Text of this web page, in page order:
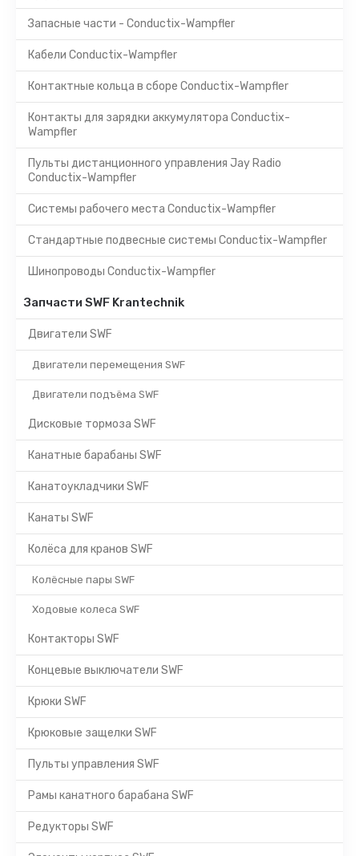
Запасные части - Conductix-Wampfler
Кабели Conductix-Wampfler
Контактные кольца в сборе Conductix-Wampfler
Контакты для зарядки аккумулятора Conductix-
Wampfler
Пульты дистанционного управления Jay Radio
Conductix-Wampfler
Системы рабочего места Conductix-Wampfler
Стандартные подвесные системы Conductix-Wampfler
Шинопроводы Conductix-Wampfler
Запчасти SWF Krantechnik
Двигатели SWF
Двигатели перемещения SWF
Двигатели подъёма SWF
Дисковые тормоза SWF
Канатные барабаны SWF
Канатоукладчики SWF
Канаты SWF
Колёса для кранов SWF
Колёсные пары SWF
Ходовые колеса SWF
Контакторы SWF
Концевые выключатели SWF
Крюки SWF
Крюковые защелки SWF
Пульты управления SWF
Рамы канатного барабана SWF
Редукторы SWF